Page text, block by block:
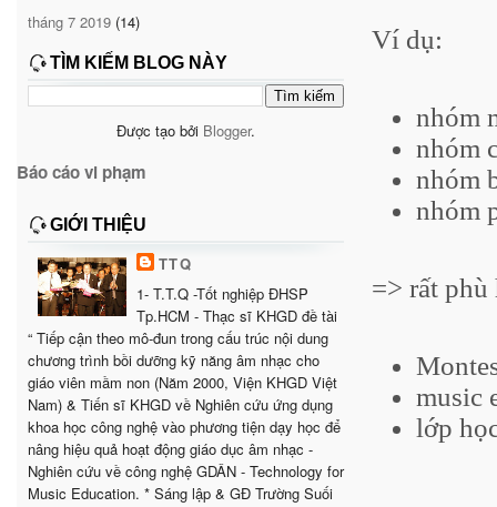
tháng 7 2019 (14)
TÌM KIẾM BLOG NÀY
Được tạo bởi Blogger.
Báo cáo vi phạm
GIỚI THIỆU
TTQ
1- T.T.Q -Tốt nghiệp ĐHSP
Tp.HCM - Thạc sĩ KHGD đề tài
“ Tiếp cận theo mô-đun trong cấu trúc nội dung
chương trình bồi dưỡng kỹ năng âm nhạc cho
giáo viên mầm non (Năm 2000, Viện KHGD Việt
Nam) & Tiến sĩ KHGD về Nghiên cứu ứng dụng
khoa học công nghệ vào phương tiện dạy học để
nâng hiệu quả hoạt động giáo dục âm nhạc -
Nghiên cứu về công nghệ GDÂN - Technology for
Music Education. * Sáng lập & GĐ Trường Suối
Ví dụ:
nhóm
nhóm
nhóm
nhóm
=> rất phù
music
lớp